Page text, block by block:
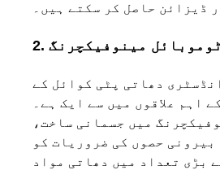
ڈیزائن حاصل کر سکتے ہیں۔
آٹوموبائل مینوفیکچرنگ
دھاتی پٹی کوائل کے
اہم علاقوں میں سے ایک ہے۔
میں جسمانی ساخت،
بیرونی حصوں کی ضروریات کو
بڑی تعداد میں دھاتی مواد